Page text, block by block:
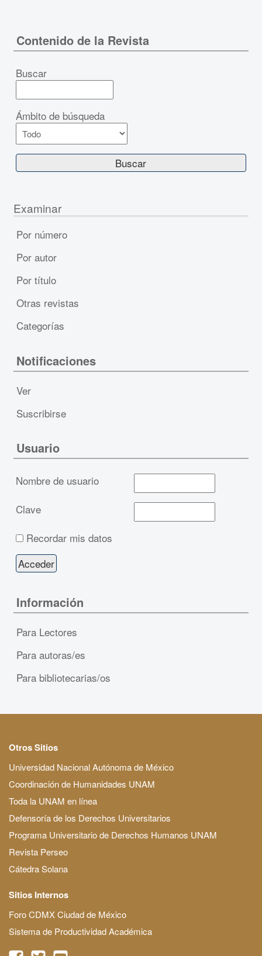
Contenido de la Revista
Buscar
Ámbito de búsqueda
Examinar
Por número
Por autor
Por título
Otras revistas
Categorías
Notificaciones
Ver
Suscribirse
Usuario
Nombre de usuario
Clave
Recordar mis datos
Información
Para Lectores
Para autoras/es
Para bibliotecarias/os
Otros Sitios
Universidad Nacional Autónoma de México
Coordinación de Humanidades UNAM
Toda la UNAM en línea
Defensoría de los Derechos Universitarios
Programa Universitario de Derechos Humanos UNAM
Revista Perseo
Cátedra Solana
Sitios Internos
Foro CDMX Ciudad de México
Sistema de Productividad Académica